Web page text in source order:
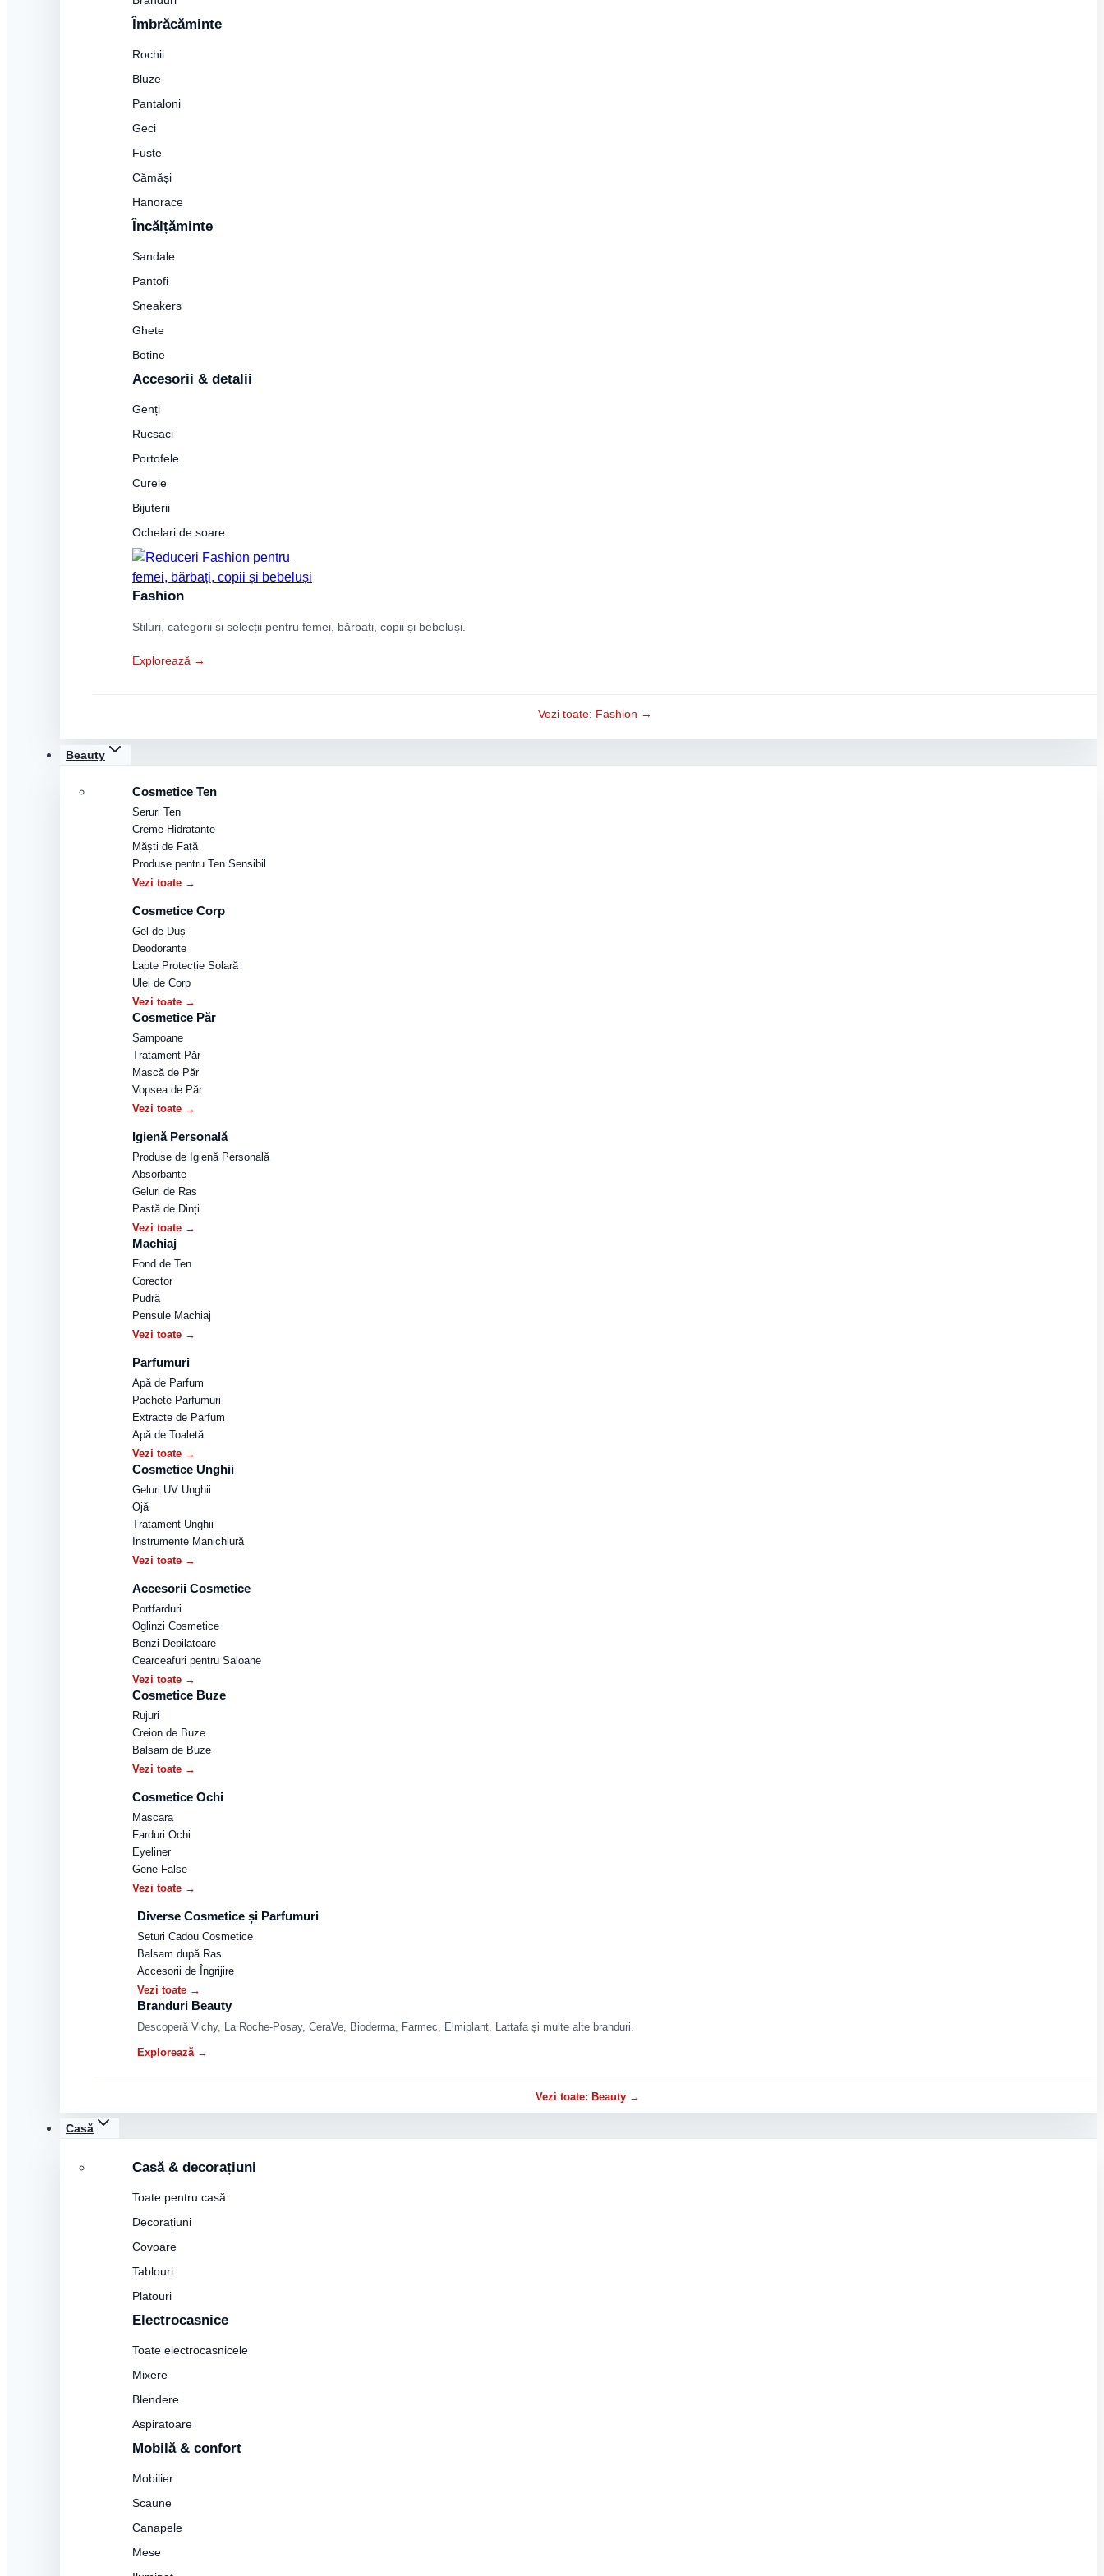
Îmbrăcăminte
Rochii
Bluze
Pantaloni
Geci
Fuste
Cămăși
Hanorace
Încălțăminte
Sandale
Pantofi
Sneakers
Ghete
Botine
Accesorii & detalii
Genți
Rucsaci
Portofele
Curele
Bijuterii
Ochelari de soare
Fashion
Stiluri, categorii și selecții pentru femei, bărbați, copii și bebeluși.
Explorează →
Vezi toate: Fashion →
Beauty
Cosmetice Ten
Seruri Ten
Creme Hidratante
Măști de Față
Produse pentru Ten Sensibil
Vezi toate →
Cosmetice Corp
Gel de Duș
Deodorante
Lapte Protecție Solară
Ulei de Corp
Vezi toate →
Cosmetice Păr
Șampoane
Tratament Păr
Mască de Păr
Vopsea de Păr
Vezi toate →
Igienă Personală
Produse de Igienă Personală
Absorbante
Geluri de Ras
Pastă de Dinți
Vezi toate →
Machiaj
Fond de Ten
Corector
Pudră
Pensule Machiaj
Vezi toate →
Parfumuri
Apă de Parfum
Pachete Parfumuri
Extracte de Parfum
Apă de Toaletă
Vezi toate →
Cosmetice Unghii
Geluri UV Unghii
Ojă
Tratament Unghii
Instrumente Manichiură
Vezi toate →
Accesorii Cosmetice
Portfarduri
Oglinzi Cosmetice
Benzi Depilatoare
Cearceafuri pentru Saloane
Vezi toate →
Cosmetice Buze
Rujuri
Creion de Buze
Balsam de Buze
Vezi toate →
Cosmetice Ochi
Mascara
Farduri Ochi
Eyeliner
Gene False
Vezi toate →
Diverse Cosmetice și Parfumuri
Seturi Cadou Cosmetice
Balsam după Ras
Accesorii de Îngrijire
Vezi toate →
Branduri Beauty
Descoperă Vichy, La Roche-Posay, CeraVe, Bioderma, Farmec, Elmiplant, Lattafa și multe alte branduri.
Explorează →
Vezi toate: Beauty →
Casă
Casă & decorațiuni
Toate pentru casă
Decorațiuni
Covoare
Tablouri
Platouri
Electrocasnice
Toate electrocasnicele
Mixere
Blendere
Aspiratoare
Mobilă & confort
Mobilier
Scaune
Canapele
Mese